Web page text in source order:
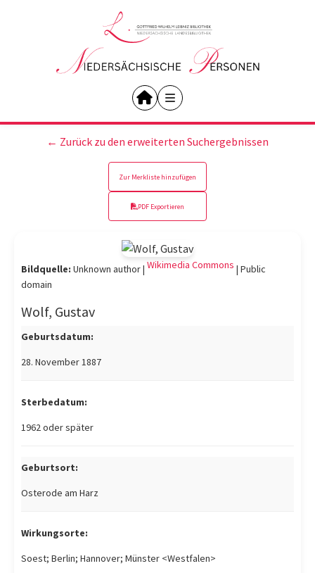
← Zurück zu den erweiterten Suchergebnissen
Zur Merkliste hinzufügen
PDF Exportieren
Wolf, Gustav
Geburtsdatum:
28. November 1887
Sterbedatum:
1962 oder später
Geburtsort:
Osterode am Harz
Wirkungsorte:
Soest; Berlin; Hannover; Münster <Westfalen>
Bildquelle: Unknown author | Wikimedia Commons | Public
domain